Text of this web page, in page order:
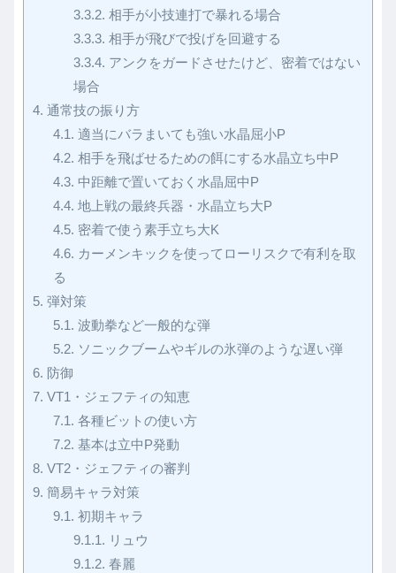
3.3.2. 相手が小技連打で暴れる場合
3.3.3. 相手が飛びで投げを回避する
3.3.4. アンクをガードさせたけど、密着ではない
場合
4. 通常技の振り方
4.1. 適当にバラまいても強い水晶屈小P
4.2. 相手を飛ばせるための餌にする水晶立ち中P
4.3. 中距離で置いておく水晶屈中P
4.4. 地上戦の最終兵器・水晶立ち大P
4.5. 密着で使う素手立ち大K
4.6. カーメンキックを使ってローリスクで有利を取
る
5. 弾対策
5.1. 波動拳など一般的な弾
5.2. ソニックブームやギルの氷弾のような遅い弾
6. 防御
7. VT1・ジェフティの知恵
7.1. 各種ビットの使い方
7.2. 基本は立中P発動
8. VT2・ジェフティの審判
9. 簡易キャラ対策
9.1. 初期キャラ
9.1.1. リュウ
9.1.2. 春麗